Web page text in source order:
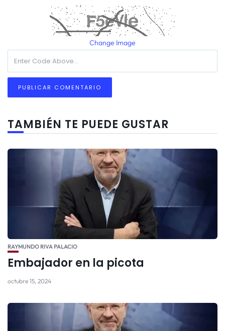
Change Image
TAMBIÉN TE PUEDE GUSTAR
RAYMUNDO RIVA PALACIO
Embajador en la picota
octubre 15, 2024